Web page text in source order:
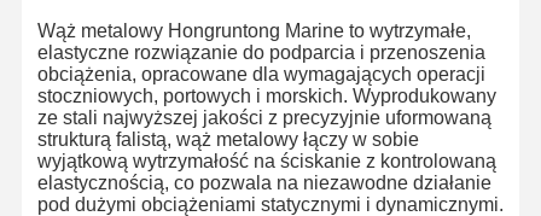
Wąż metalowy Hongruntong Marine to wytrzymałe,
elastyczne rozwiązanie do podparcia i przenoszenia
obciążenia, opracowane dla wymagających operacji
stoczniowych, portowych i morskich. Wyprodukowany
ze stali najwyższej jakości z precyzyjnie uformowaną
strukturą falistą, wąż metalowy łączy w sobie
wyjątkową wytrzymałość na ściskanie z kontrolowaną
elastycznością, co pozwala na niezawodne działanie
pod dużymi obciążeniami statycznymi i dynamicznymi.